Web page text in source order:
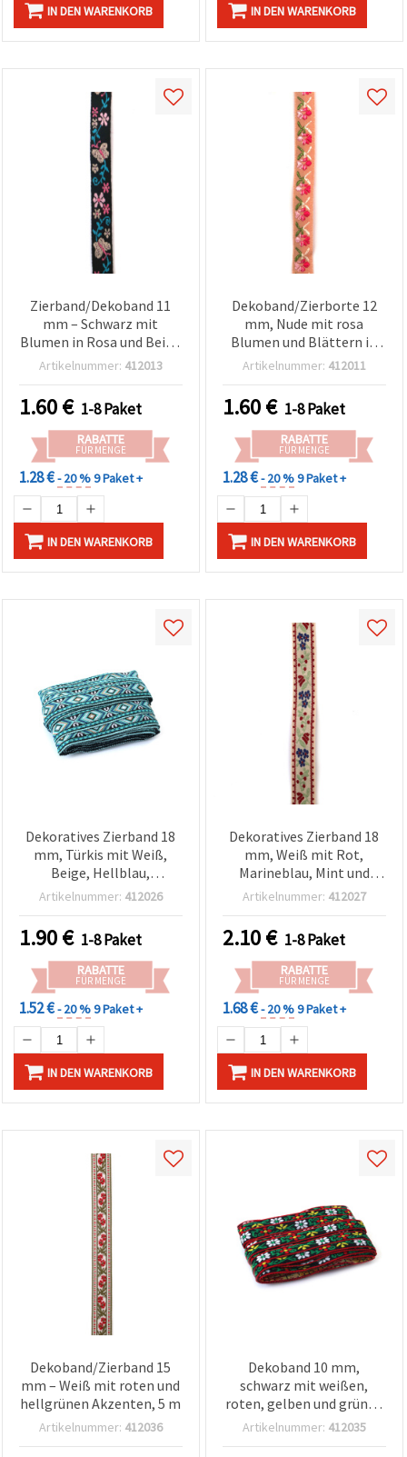
IN DEN WARENKORB IN DEN WARENKORB
Zierband/Dekoband 11
mm – Schwarz mit
Blumen in Rosa und Beige
und blauen Blattzweigen,
Artikelnummer: 412013
1.60€ 1-8 Paket
RABATTE
FÜR MENGE
1.28 €- 20 %9 Paket +
IN DEN WARENKORB
Dekoband/Zierborte 12
mm, Nude mit rosa
Blumen und Blättern in
Beige und Grün – 5 m
Artikelnummer: 412011
1.60€ 1-8 Paket
RABATTE
FÜR MENGE
1.28 €- 20 %9 Paket +
IN DEN WARENKORB
Dekoratives Zierband 18
mm, Türkis mit Weiß,
Beige, Hellblau,
Dunkelblau und Schwarz –
Artikelnummer: 412026
1.90€ 1-8 Paket
RABATTE
FÜR MENGE
1.52 €- 20 %9 Paket +
IN DEN WARENKORB
Dekoratives Zierband 18
mm, Weiß mit Rot,
Marineblau, Mint und
rotem Rand – 5 m
Artikelnummer: 412027
2.10€ 1-8 Paket
RABATTE
FÜR MENGE
1.68 €- 20 %9 Paket +
IN DEN WARENKORB
Dekoband/Zierband 15
mm – Weiß mit roten und
hellgrünen Akzenten, 5 m
Artikelnummer: 412036
Dekoband 10 mm,
schwarz mit weißen,
roten, gelben und grünen
Mustern, mit rotem Rand
Artikelnummer: 412035